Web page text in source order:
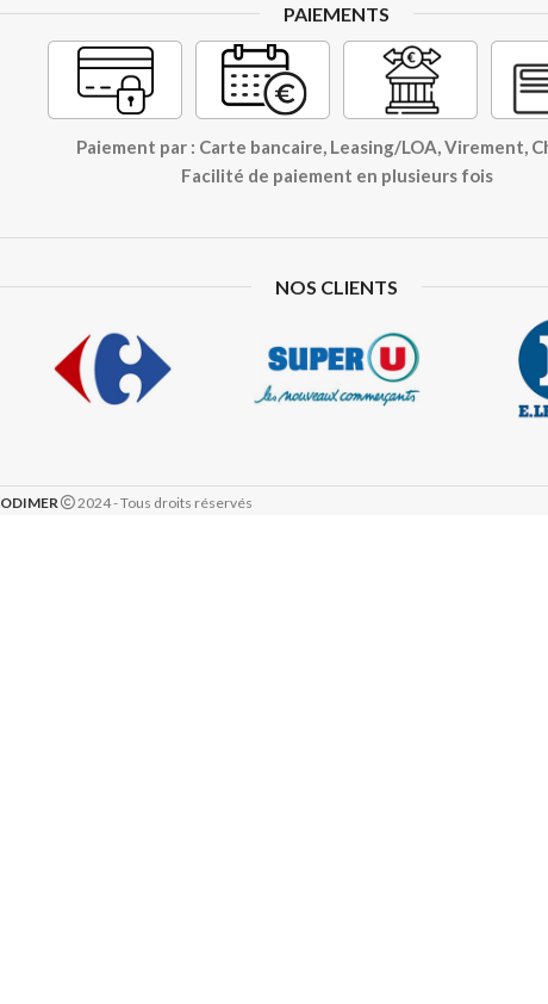
PAIEMENTS
Paiement par : Carte bancaire, Leasing/LOA, Virement,
Facilité de paiement en plusieurs fois
NOS CLIENTS
ODIMER 2024 - Tous droits réservés